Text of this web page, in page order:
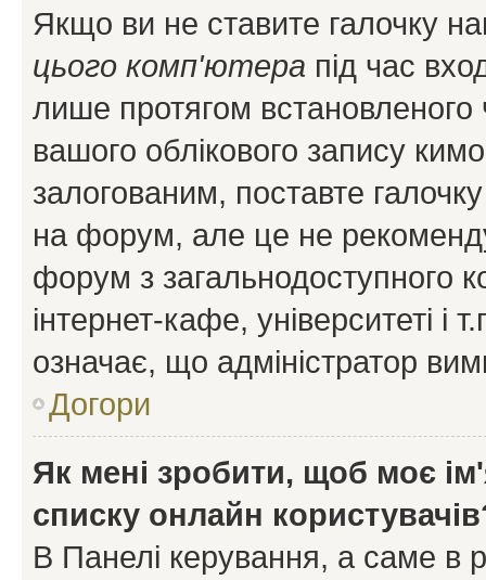
Якщо ви не ставите галочку
цього комп'ютера під час
лише протягом встановленого
вашого облікового запису
залогованим, поставте
на форум, але це не
форум з загальнодоступного
інтернет-кафе, університеті і
означає, що адміністратор
Догори
Як мені зробити, щоб моє
списку онлайн
В Панелі керування, а саме в